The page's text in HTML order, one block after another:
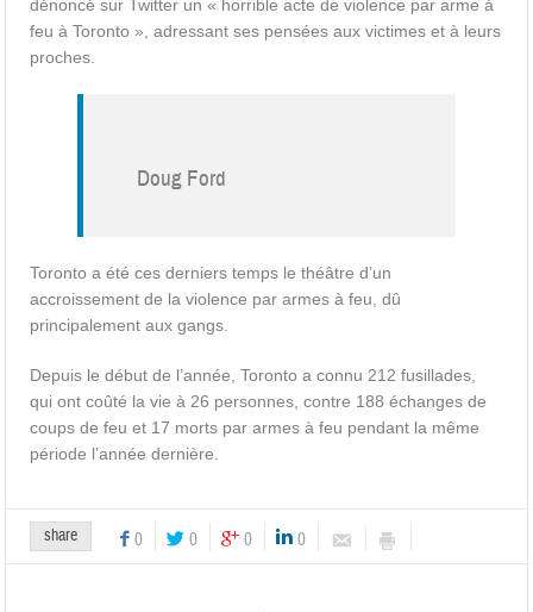
dénoncé sur Twitter un « horrible acte de violence par arme à
feu à Toronto », adressant ses pensées aux victimes et à leurs
proches.
Doug Ford
Toronto a été ces derniers temps le théâtre d’un
accroissement de la violence par armes à feu, dû
principalement aux gangs.
Depuis le début de l’année, Toronto a connu 212 fusillades,
qui ont coûté la vie à 26 personnes, contre 188 échanges de
coups de feu et 17 morts par armes à feu pendant la même
période l’année dernière.
share 0 0 0 0